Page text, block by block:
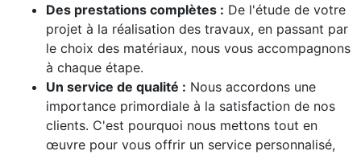
Des prestations complètes : De l'étude de votre
projet à la réalisation des travaux, en passant par
le choix des matériaux, nous vous accompagnons
à chaque étape.
Un service de qualité : Nous accordons une
importance primordiale à la satisfaction de nos
clients. C'est pourquoi nous mettons tout en
œuvre pour vous offrir un service personnalisé,